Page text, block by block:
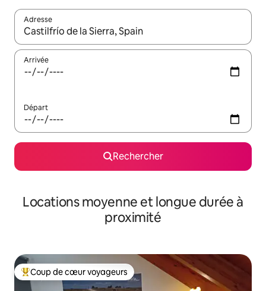
Adresse
Lorsque les résultats s'affichent, utilisez les flèches vers le
Arrivée
Départ
Rechercher
Locations moyenne et longue durée à
proximité
Coups de cœur voyageurs les plus appréciés
Coup de cœur voyageurs